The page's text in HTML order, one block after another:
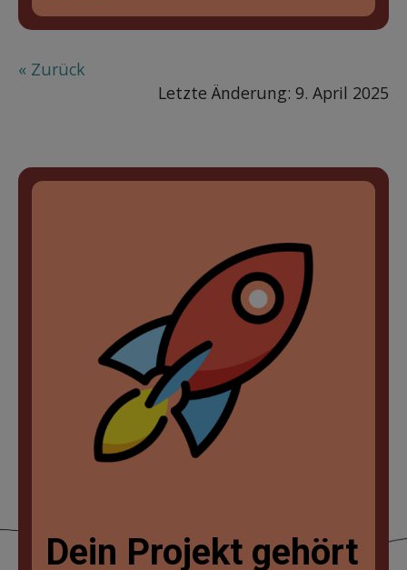
« Zurück
Letzte Änderung: 9. April 2025
Dein Projekt gehört